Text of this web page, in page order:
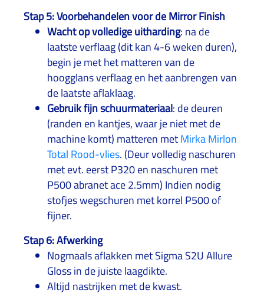
Stap 5: Voorbehandelen voor de Mirror Finish
Wacht op volledige uitharding: na de
laatste verflaag (dit kan 4-6 weken duren),
begin je met het matteren van de
hoogglans verflaag en het aanbrengen van
de laatste aflaklaag.
Gebruik fijn schuurmateriaal: de deuren
(randen en kantjes, waar je niet met de
machine komt) matteren metMirka Mirlon
Total Rood-vlies. (Deur volledig naschuren
met evt. eerst P320 en naschuren met
P500 abranet ace 2.5mm) Indien nodig
stofjes wegschuren met korrel P500 of
fijner.
Stap 6: Afwerking
Nogmaals aflakken met Sigma S2U Allure
Gloss in de juiste laagdikte.
Altijd nastrijken met de kwast.